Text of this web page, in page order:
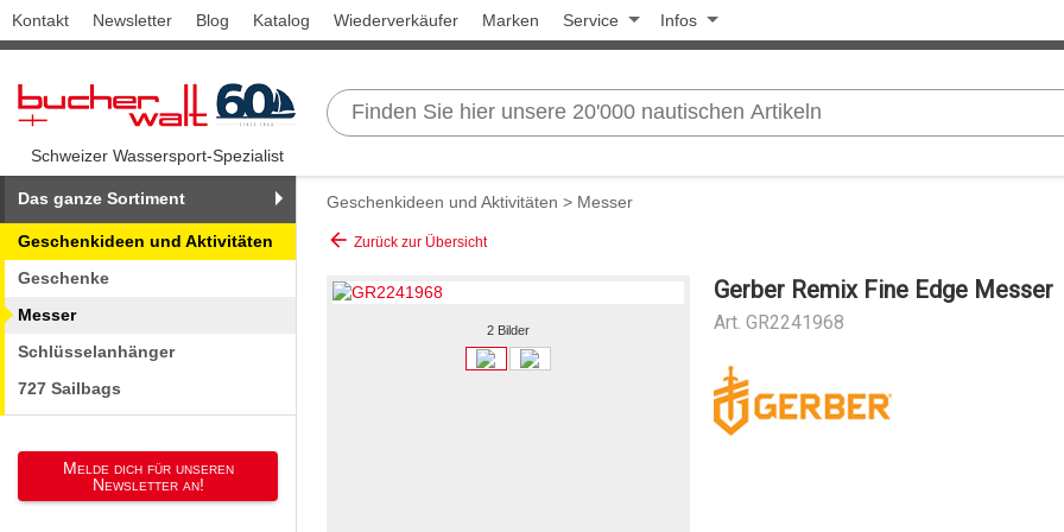
Kontakt Newsletter Blog Katalog Wiederverkäufer Marken Service Infos
Schweizer Wassersport-Spezialist
Das ganze Sortiment
Geschenkideen und Aktivitäten
Geschenke
Messer
Schlüsselanhänger
727 Sailbags
Melde dich für unseren
Newsletter an!
Geschenkideen und Aktivitäten > Messer
arrow_back Zurück zur Übersicht
2 Bilder
Gerber Remix Fine Edge Messer
Art. GR2241968